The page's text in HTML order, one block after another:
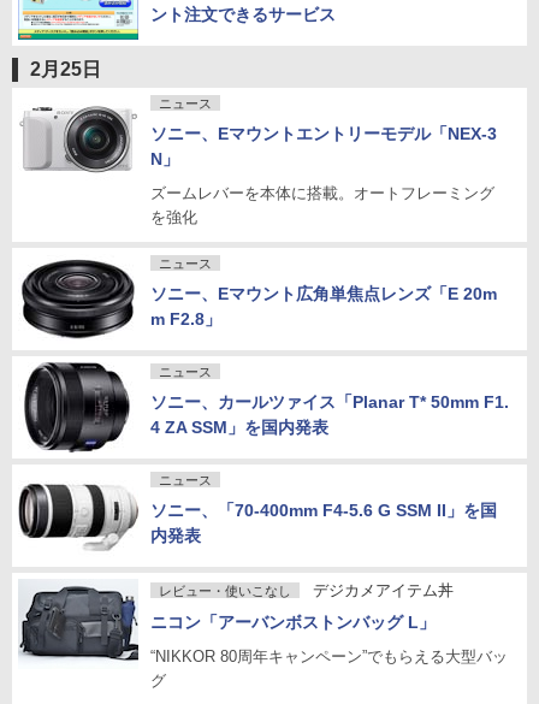
ント注文できるサービス
2月25日
ニュース
ソニー、Eマウントエントリーモデル「NEX-3
N」
ズームレバーを本体に搭載。オートフレーミング
を強化
ニュース
ソニー、Eマウント広角単焦点レンズ「E 20m
m F2.8」
ニュース
ソニー、カールツァイス「Planar T* 50mm F1.
4 ZA SSM」を国内発表
ニュース
ソニー、「70-400mm F4-5.6 G SSM II」を国
内発表
レビュー・使いこなし デジカメアイテム丼
ニコン「アーバンボストンバッグ L」
“NIKKOR 80周年キャンペーン”でもらえる大型バッ
グ